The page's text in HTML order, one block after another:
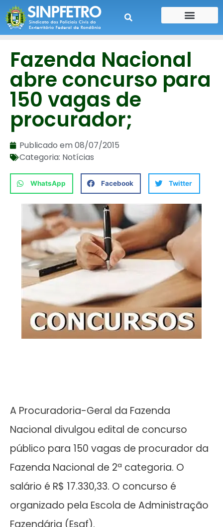
Fazenda Nacional
abre concurso para
150 vagas de
procurador;
Publicado em08/07/2015
Categoria: Notícias
WhatsApp Facebook Twitter
A Procuradoria-Geral da Fazenda
Nacional divulgou edital de concurso
público para 150 vagas de procurador da
Fazenda Nacional de 2ª categoria. O
salário é R$ 17.330,33. O concurso é
organizado pela Escola de Administração
Fazendária (Esaf).